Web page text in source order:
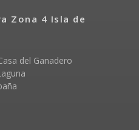
Zona 4 Isla de
del Ganadero